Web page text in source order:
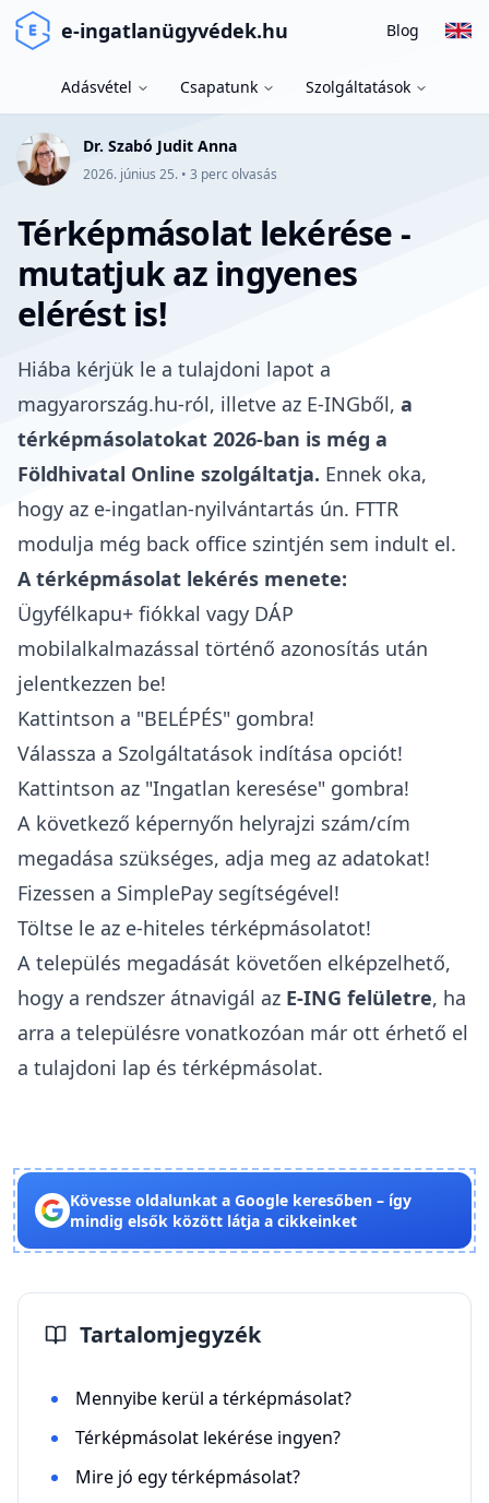
e-ingatlanügyvédek.hu Blog
Adásvétel Csapatunk Szolgáltatások
Dr. Szabó Judit Anna
2026. június 25. • 3 perc olvasás
Térképmásolat lekérése -
mutatjuk az ingyenes
elérést is!
Hiába kérjük le a tulajdoni lapot a
magyarország.hu-ról, illetve az E-INGből, a
térképmásolatokat 2026-ban is még a
Földhivatal Online szolgáltatja. Ennek oka,
hogy az e-ingatlan-nyilvántartás ún. FTTR
modulja még back office szintjén sem indult el.
A térképmásolat lekérés menete:
Ügyfélkapu+ fiókkal vagy DÁP
mobilalkalmazással történő azonosítás után
jelentkezzen be!
Kattintson a "BELÉPÉS" gombra!
Válassza a Szolgáltatások indítása opciót!
Kattintson az "Ingatlan keresése" gombra!
A következő képernyőn helyrajzi szám/cím
megadása szükséges, adja meg az adatokat!
Fizessen a SimplePay segítségével!
Töltse le az e-hiteles térképmásolatot!
A település megadását követően elképzelhető,
hogy a rendszer átnavigál az E-ING felületre, ha
arra a településre vonatkozóan már ott érhető el
a tulajdoni lap és térképmásolat.
Kövesse oldalunkat a Google keresőben – így
mindig elsők között látja a cikkeinket
Tartalomjegyzék
Mennyibe kerül a térképmásolat?
Térképmásolat lekérése ingyen?
Mire jó egy térképmásolat?